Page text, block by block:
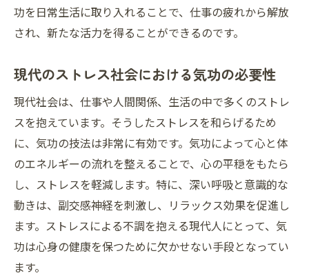
功を日常生活に取り入れることで、仕事の疲れから解放
され、新たな活力を得ることができるのです。
現代のストレス社会における気功の必要性
現代社会は、仕事や人間関係、生活の中で多くのストレ
スを抱えています。そうしたストレスを和らげるため
に、気功の技法は非常に有効です。気功によって心と体
のエネルギーの流れを整えることで、心の平穏をもたら
し、ストレスを軽減します。特に、深い呼吸と意識的な
動きは、副交感神経を刺激し、リラックス効果を促進し
ます。ストレスによる不調を抱える現代人にとって、気
功は心身の健康を保つために欠かせない手段となってい
ます。